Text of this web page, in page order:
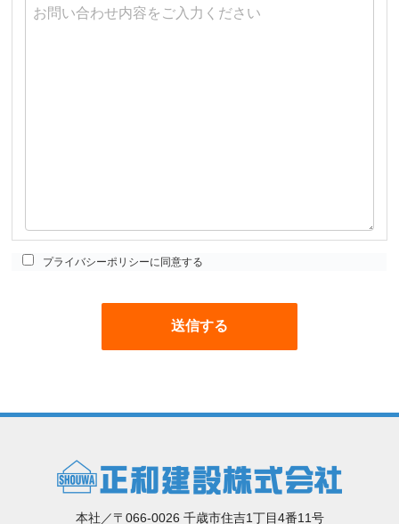
プライバシーポリシーに同意する
本社／〒066-0026 千歳市住吉1丁目4番11号